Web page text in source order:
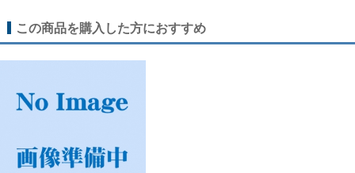
この商品を購入した方におすすめ